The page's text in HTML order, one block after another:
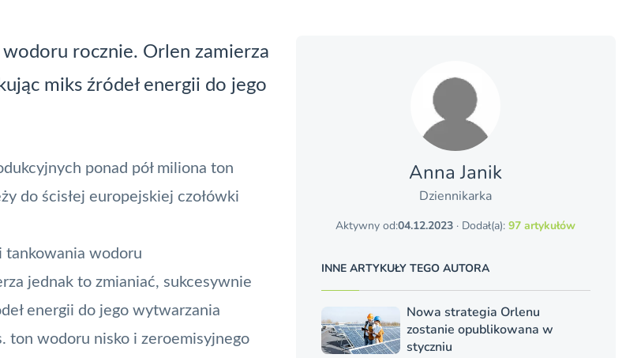
rocznie. Orlen zamierza
miks źródeł energii do jego
ponad pół miliona ton
do ścisłej europejskiej czołówki
tankowania wodoru
jednak to zmianiać, sukcesywnie
energii do jego wytwarzania
ton wodoru nisko i zeroemisyjnego
Anna Janik
Dziennikarka
Aktywny od:04.12.2023 · Dodał(a):97 artykułów
INNE ARTYKUŁY TEGO AUTORA
Nowa strategia Orlenu
zostanie opublikowana w
styczniu